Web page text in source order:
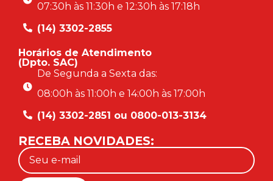
07:30h às 11:30h e 12:30h às 17:18h
(14) 3302-2855
Horários de Atendimento
(Dpto. SAC)
De Segunda a Sexta das:
08:00h às 11:00h e 14:00h às 17:00h
(14) 3302-2851 ou 0800-013-3134
RECEBA NOVIDADES: